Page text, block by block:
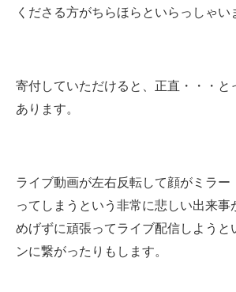
くださる方がちらほらといらっしゃい
寄付していただけると、正直・・・と
あります。
ライブ動画が左右反転して顔がミラー
ってしまうという非常に悲しい出来事
めげずに頑張ってライブ配信しようと
ンに繋がったりもします。